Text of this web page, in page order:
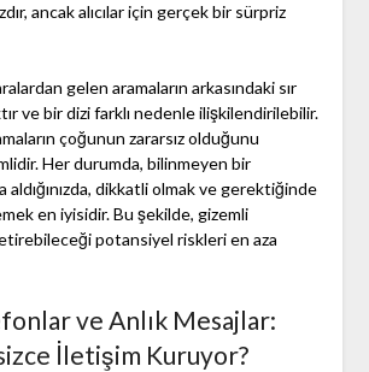
ancak alıcılar için gerçek bir sürpriz
gelen aramaların arkasındaki sır
ve bir dizi farklı nedenle ilişkilendirilebilir.
çoğunun zararsız olduğunu
Her durumda, bilinmeyen bir
aldığınızda, dikkatli olmak ve gerektiğinde
en iyisidir. Bu şekilde, gizemli
potansiyel riskleri en aza
ve Anlık Mesajlar:
İletişim Kuruyor?